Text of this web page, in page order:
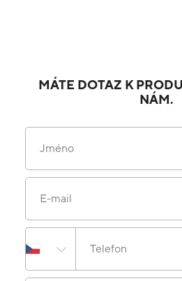
MÁTE DOTAZ K
NÁM.
Jméno
E-mail
Telefon